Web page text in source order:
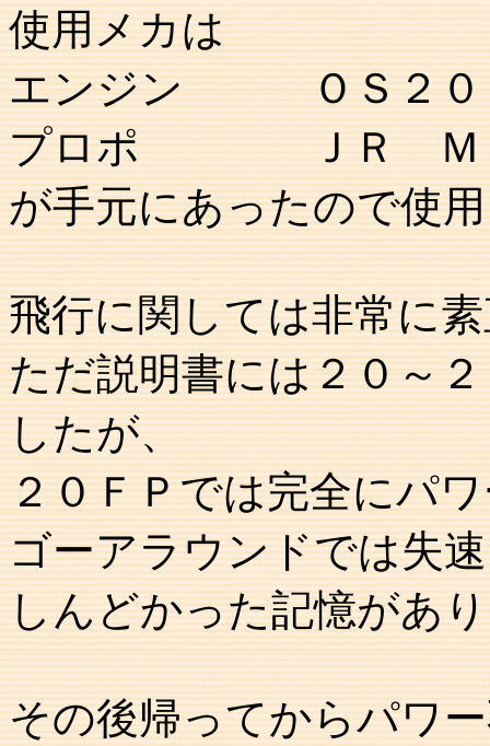
使用メカは
エンジン ＯＳ２０
プロポ ＪＲ ＭＡＸ
が手元にあったので使
飛行に関しては非常に
ただ説明書には２０～
したが、
２０ＦＰでは完全にパ
ゴーアラウンドでは失
しんどかった記憶があ
その後帰ってからパワ